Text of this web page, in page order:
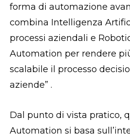
forma di automazione
combina Intelligenza
processi aziendali e
Automation per rendere
scalabile il processo
aziende” .
Dal punto di vista pratico,
Automation si basa